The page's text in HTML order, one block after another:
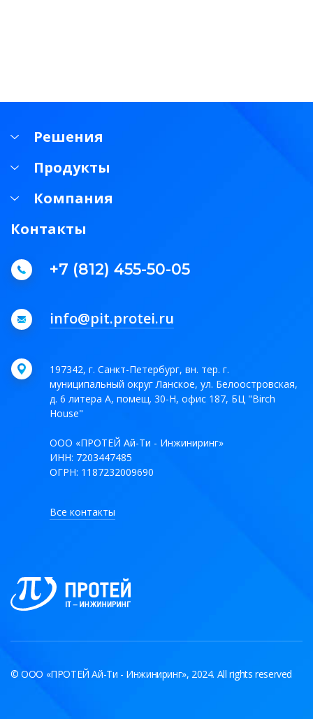
Решения
Продукты
Компания
Контакты
+7 (812) 455-50-05
info@pit.protei.ru
197342, г. Санкт-Петербург, вн. тер. г.
муниципальный округ Ланское, ул. Белоостровская,
д. 6 литера А, помещ. 30-Н, офис 187, БЦ "Birch
House"
ООО «ПРОТЕЙ Ай-Ти - Инжиниринг»
ИНН: 7203447485
ОГРН: 1187232009690
Все контакты
© ООО «ПРОТЕЙ Ай-Ти - Инжиниринг», 2024. All rights reserved